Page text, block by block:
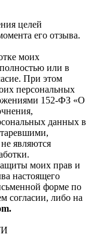
целей
его отзыва.
моих
или в
При этом
персональных
152-ФЗ «О
данных в
являются
моих прав и
настоящего
форме по
согласии, либо на